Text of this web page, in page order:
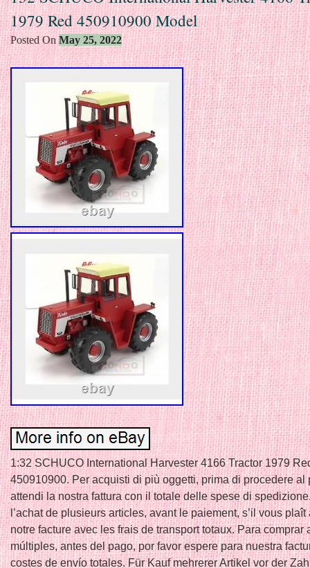
1979 Red 450910900 Model
Posted OnMay 25, 2022
1:32 SCHUCO International Harvester 4166 Tractor 1979
450910900. Per acquisti di più oggetti, prima di procedere al
attendi la nostra fattura con il totale delle spese di
l’achat de plusieurs articles, avant le paiement, s’il vous plaît
notre facture avec les frais de transport totaux. Para comprar
múltiples, antes del pago, por favor espere para nuestra
costes de envío totales. Für Kauf mehrerer Artikel vor der